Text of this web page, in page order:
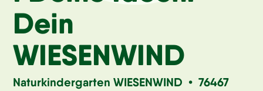
Angebote
Dein
WIESENWIND
Naturkindergarten WIESENWIND • 76467